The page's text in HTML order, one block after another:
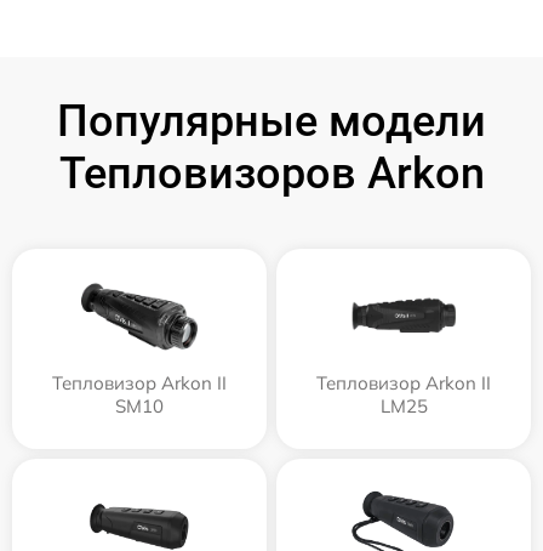
Популярные модели
Тепловизоров Arkon
Тепловизор Arkon II
SM10
Тепловизор Arkon II
LM25